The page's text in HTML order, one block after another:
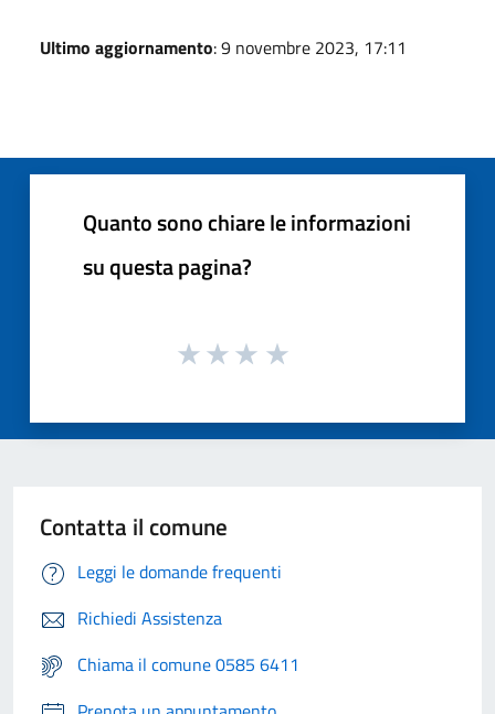
Ultimo aggiornamento: 9 novembre 2023, 17:11
Quanto sono chiare le informazioni
su questa pagina?
Contatta il comune
Leggi le domande frequenti
Richiedi Assistenza
Chiama il comune 0585 6411